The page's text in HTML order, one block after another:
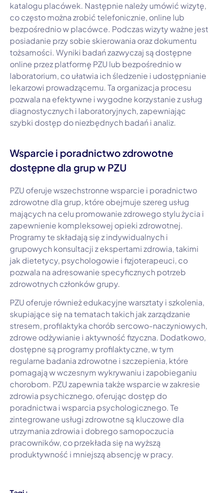
katalogu placówek. Następnie należy umówić wizytę,
co często można zrobić telefonicznie, online lub
bezpośrednio w placówce. Podczas wizyty ważne jest
posiadanie przy sobie skierowania oraz dokumentu
tożsamości. Wyniki badań zazwyczaj są dostępne
online przez platformę PZU lub bezpośrednio w
laboratorium, co ułatwia ich śledzenie i udostępnianie
lekarzowi prowadzącemu. Ta organizacja procesu
pozwala na efektywne i wygodne korzystanie z usług
diagnostycznych i laboratoryjnych, zapewniając
szybki dostęp do niezbędnych badań i analiz.
Wsparcie i poradnictwo zdrowotne
dostępne dla grup w PZU
PZU oferuje wszechstronne wsparcie i poradnictwo
zdrowotne dla grup, które obejmuje szereg usług
mających na celu promowanie zdrowego stylu życia i
zapewnienie kompleksowej opieki zdrowotnej.
Programy te składają się z indywidualnych i
grupowych konsultacji z ekspertami zdrowia, takimi
jak dietetycy, psychologowie i fizjoterapeuci, co
pozwala na adresowanie specyficznych potrzeb
zdrowotnych członków grupy.
PZU oferuje również edukacyjne warsztaty i szkolenia,
skupiające się na tematach takich jak zarządzanie
stresem, profilaktyka chorób sercowo-naczyniowych,
zdrowe odżywianie i aktywność fizyczna. Dodatkowo,
dostępne są programy profilaktyczne, w tym
regularne badania zdrowotne i szczepienia, które
pomagają w wczesnym wykrywaniu i zapobieganiu
chorobom. PZU zapewnia także wsparcie w zakresie
zdrowia psychicznego, oferując dostęp do
poradnictwa i wsparcia psychologicznego. Te
zintegrowane usługi zdrowotne są kluczowe dla
utrzymania zdrowia i dobrego samopoczucia
pracowników, co przekłada się na wyższą
produktywność i mniejszą absencję w pracy.